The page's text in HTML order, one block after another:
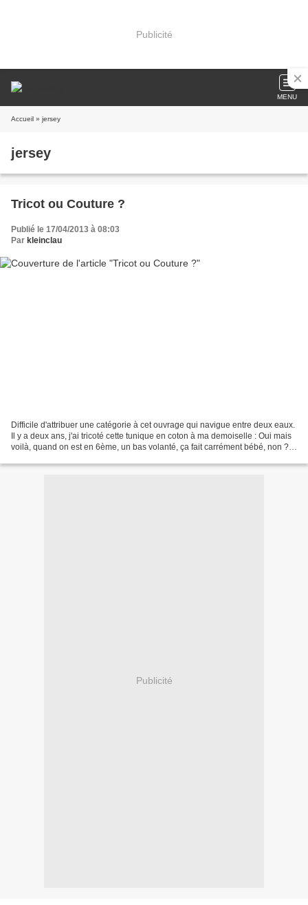
Publicité
MENU
Accueil » jersey
jersey
Tricot ou Couture ?
Publié le 17/04/2013 à 08:03
Par kleinclau
Difficile d'attribuer une catégorie à cet ouvrage qui navigue entre deux eaux.
Il y a deux ans, j'ai tricoté cette tunique en coton à ma demoiselle : Oui mais
voilà, quand on est en 6ème, un bas volanté, ça fait carrément bébé, non ?
Publicité